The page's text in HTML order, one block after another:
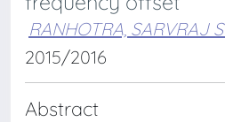
RANHOTRA, SARVRAJ
2015/2016
Abstract